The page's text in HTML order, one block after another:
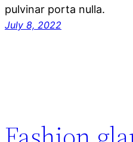
pulvinar porta nulla.
July 8, 2022